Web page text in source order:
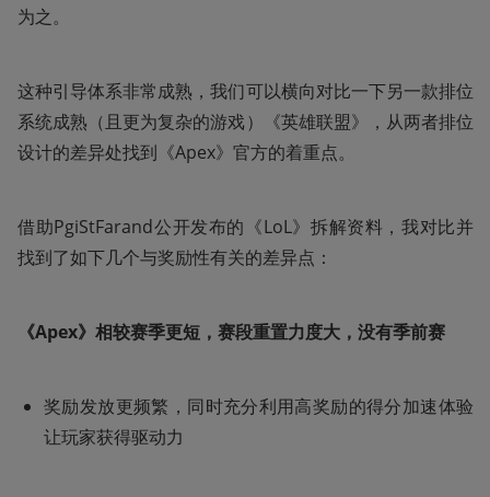
为之。
这种引导体系非常成熟，我们可以横向对比一下另一款排位
系统成熟（且更为复杂的游戏）《英雄联盟》，从两者排位
设计的差异处找到《Apex》官方的着重点。
借助PgiStFarand公开发布的《LoL》拆解资料，我对比并
找到了如下几个与奖励性有关的差异点：
《Apex》相较赛季更短，赛段重置力度大，没有季前赛
奖励发放更频繁，同时充分利用高奖励的得分加速体验
让玩家获得驱动力